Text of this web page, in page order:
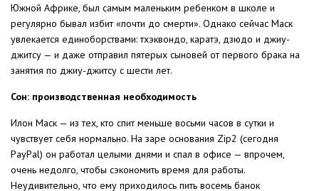
Южной Африке, был самым маленьким ребенком в школе и
регулярно бывал избит «почти до смерти». Однако сейчас Маск
увлекается единоборствами: тхэквондо, каратэ, дзюдо и джиу-
джитсу — и даже отправил пятерых сыновей от первого брака на
занятия по джиу-джитсу с шести лет.
Сон: производственная необходимость
Илон Маск — из тех, кто спит меньше восьми часов в сутки и
чувствует себя нормально. На заре основания Zip2 (сегодня
PayPal) он работал целыми днями и спал в офисе — впрочем,
очень недолго, чтобы сэкономить время для работы.
Неудивительно, что ему приходилось пить восемь банок